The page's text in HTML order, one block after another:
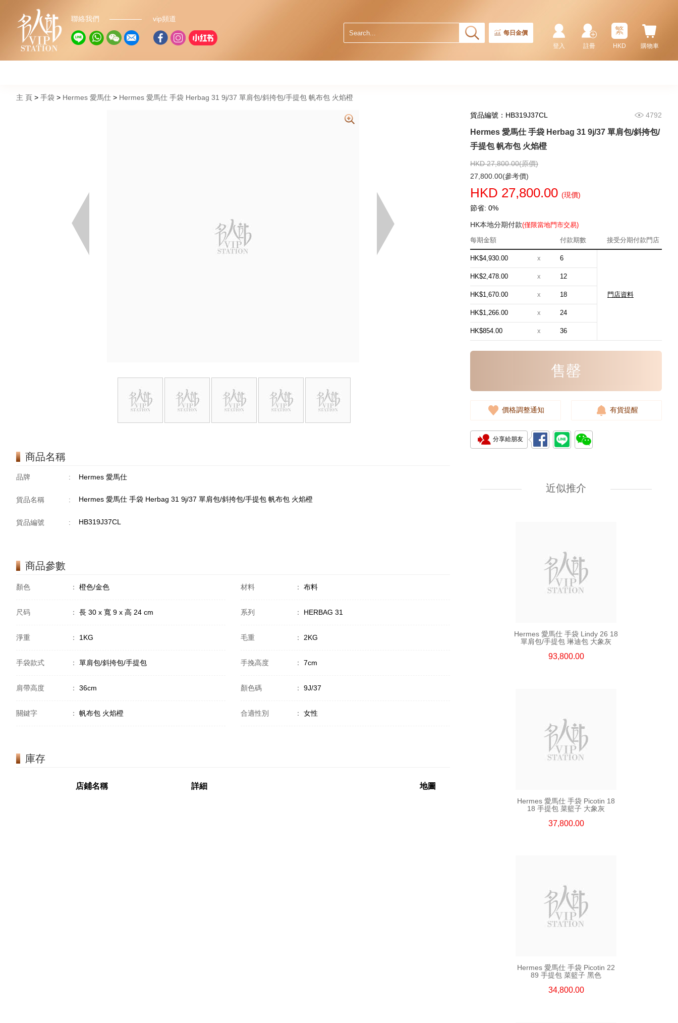
聯絡我們 vip頻道
每日金價
購物車
繁
HKD
註冊
登入
主 頁 手袋 Hermes 愛馬仕 Hermes 愛馬仕 手袋 Herbag 31 9j/37 單肩包/斜挎包/手提包 帆布包 火焰橙
商品名稱
品牌 : Hermes 愛馬仕
貨品名稱 : Hermes 愛馬仕 手袋 Herbag 31 9j/37 單肩包/斜挎包/手提包 帆布包 火焰橙
貨品編號 : HB319J37CL
商品參數
顏色 ： 橙色/金色 材料 ： 布料
尺码 ： 長 30 x 寬 9 x 高 24 cm 系列 ： HERBAG 31
淨重 ： 1KG 毛重 ： 2KG
手袋款式 ： 單肩包/斜挎包/手提包 手挽高度 ： 7cm
肩帶高度 ： 36cm 顏色碼 ： 9J/37
關鍵字 ： 帆布包 火焰橙 合適性別 ： 女性
庫存
店鋪名稱 詳細 地圖
貨品編號：HB319J37CL 4792
Hermes 愛馬仕 手袋 Herbag 31 9j/37 單肩包/斜挎包/
手提包 帆布包 火焰橙
HKD 27,800.00(原價)
27,800.00(參考價)
HKD 27,800.00 (現價)
節省: 0%
HK本地分期付款(僅限當地門市交易)
每期金額
付款期數 接受分期付款門店
HK$4,930.00 x 6
門店資料
HK$2,478.00 x 12
HK$1,670.00 x 18
HK$1,266.00 x 24
HK$854.00 x 36
售罄
價格調整通知 有貨提醒
分享給朋友
近似推介
Hermes 愛馬仕 手袋 Picotin 18
89 手提包 菜籃子 黑色
Hermes 愛馬仕 手袋 Evelyne 16
24,800.00
55,800.00
Hermes 愛馬仕 手袋 Lindy 26 18
單肩包/手提包 琳迪包 大象灰
93,800.00
Hermes 愛馬仕 手袋 Picotin 18
18 手提包 菜籃子 大象灰
37,800.00
Hermes 愛馬仕 手袋 Picotin 22
89 手提包 菜籃子 黑色
34,800.00